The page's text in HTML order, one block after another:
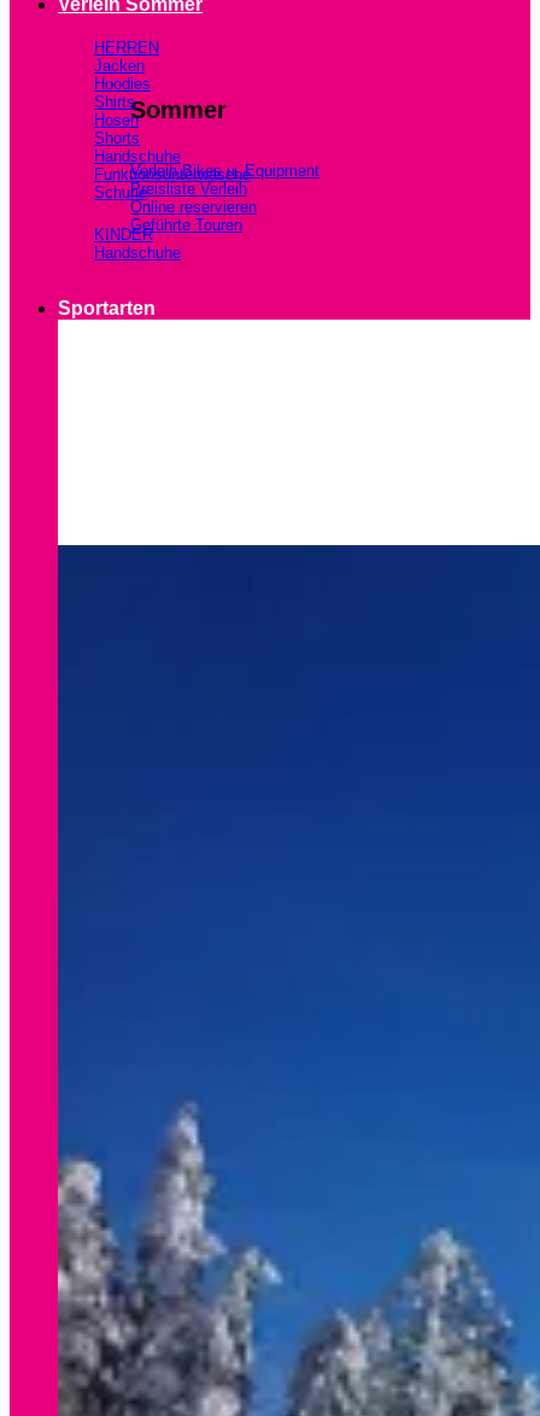
Verleih Sommer
Sommer
Verleih Bikes u. Equipment
Preisliste Verleih
Online reservieren
Geführte Touren
HERREN
Jacken
Hoodies
Shirts
Hosen
Shorts
Handschuhe
Funktionsunterwäsche
Schuhe
KINDER
Handschuhe
Sportarten